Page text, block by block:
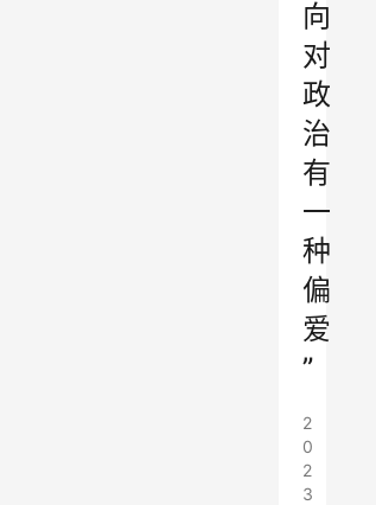
向
对
政
治
有
一
种
偏
爱
”
2
0
2
3